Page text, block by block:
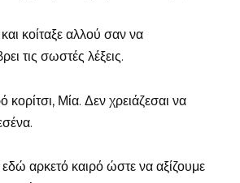
κοίταξε αλλού σαν να
τις σωστές λέξεις.
κορίτσι, Μία. Δεν χρειάζεσαι να
εδώ αρκετό καιρό ώστε να αξίζουμε